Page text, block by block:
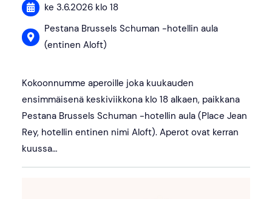
ke 3.6.2026 klo 18
Pestana Brussels Schuman -hotellin aula
(entinen Aloft)
Kokoonnumme aperoille joka kuukauden
ensimmäisenä keskiviikkona klo 18 alkaen, paikkana
Pestana Brussels Schuman -hotellin aula (Place Jean
Rey, hotellin entinen nimi Aloft). Aperot ovat kerran
kuussa…